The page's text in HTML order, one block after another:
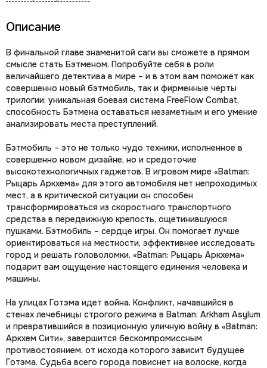
Описание
В финальной главе знаменитой саги вы сможете в прямом
смысле стать Бэтменом. Попробуйте себя в роли
величайшего детектива в мире – и в этом вам поможет как
совершенно новый бэтмобиль, так и фирменные черты
трилогии: уникальная боевая система FreeFlow Combat,
способность Бэтмена оставаться незаметным и его умение
анализировать места преступлений.
Бэтмобиль – это не только чудо техники, исполненное в
совершенно новом дизайне, но и средоточие
высокотехнологичных гаджетов. В игровом мире «Batman:
Рыцарь Аркхема» для этого автомобиля нет непроходимых
мест, а в критической ситуации он способен
трансформироваться из скоростного транспортного
средства в передвижную крепость, ощетинившуюся
пушками. Бэтмобиль – сердце игры. Он помогает лучше
ориентироваться на местности, эффективнее исследовать
город и решать головоломки. «Batman: Рыцарь Аркхема»
подарит вам ощущение настоящего единения человека и
машины.
На улицах Готэма идет война. Конфликт, начавшийся в
стенах лечебницы строгого режима в Batman: Arkham Asylum
и превратившийся в позиционную уличную войну в «Batman:
Аркхем Сити», завершится бескомпромиссным
противостоянием, от исхода которого зависит будущее
Готэма. Судьба всего города повиснет на волоске, когда